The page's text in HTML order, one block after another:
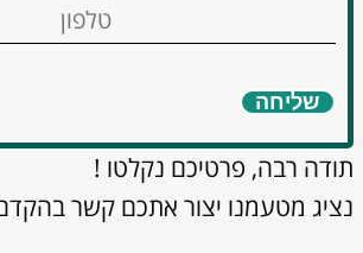
שליחה
תודה רבה, פרטיכם נקלטו !
נציג מטעמנו יצור אתכם קשר